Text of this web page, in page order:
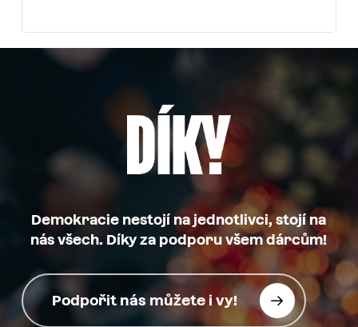
Demokracie nestojí na jednotlivci, stojí na
nás všech. Díky za podporu všem dárcům!
Podpořit nás můžete i vy!